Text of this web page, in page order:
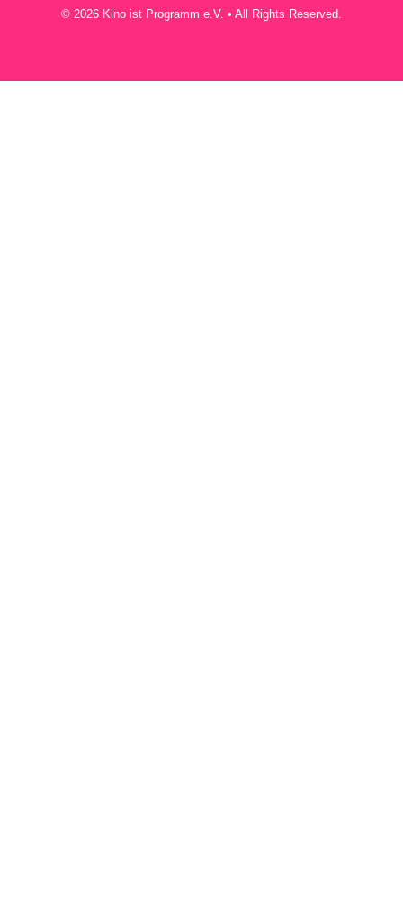
© 2026 Kino ist Programm e.V. • All Rights Reserved.